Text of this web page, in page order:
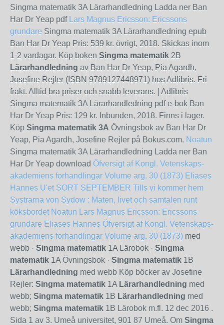
Singma matematik 3A Lärarhandledning Ladda ner Ban
Har Dr Yeap pdf Lars Magnus Ericsson: Ericssons
grundare Singma matematik 3A Lärarhandledning epub
Ban Har Dr Yeap Pris: 539 kr. övrigt, 2018. Skickas inom
1‑2 vardagar. Köp boken Singma matematik 2B
Lärarhandledning av Ban Har Dr Yeap, Pia Agardh,
Josefine Rejler (ISBN 9789127448971) hos Adlibris. Fri
frakt. Alltid bra priser och snabb leverans. | Adlibris
Singma matematik 3A Lärarhandledning pdf e-bok Ban
Har Dr Yeap Pris: 129 kr. Inbunden, 2018. Finns i lager.
Köp Singma matematik 3A Övningsbok av Ban Har Dr
Yeap, Pia Agardh, Josefine Rejler på Bokus.com. Noatun
Singma matematik 3A Lärarhandledning Ladda ner Ban
Har Dr Yeap download Öfversigt af Kongl. Vetenskaps-
akademiens forhandlingar Volume arg. 30 (1873) Eliases
Hannes U'et SORT SEPTEMBER Tills vi kommer hem
Systrarna von Sydow : Maten, livet och samtalen runt
köksbordet Noatun Lars Magnus Ericsson: Ericssons
grundare Eliases Hannes Öfversigt af Kongl. Vetenskaps-
akademiens forhandlingar Volume arg. 30 (1873) med
webb · Singma matematik 1A Lärobok · Singma
matematik 1A Övningsbok · Singma matematik 1B
Lärarhandledning med webb Köp böcker av Josefine
Rejler: Singma matematik 1A Lärarhandledning med
webb; Singma matematik 1B Lärarhandledning med
webb; Singma matematik 1B Lärobok m.fl. 12 dec 2016 .
Sida 1 av 3. Umeå universitet, 901 87 Umeå. Om Singma